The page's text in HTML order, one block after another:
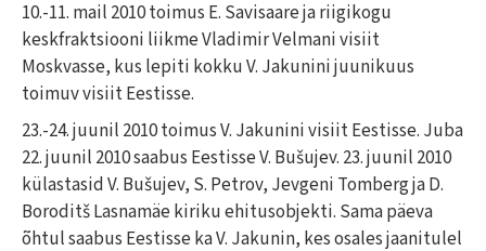
10.-11. mail 2010 toimus E. Savisaare ja riigikogu
keskfraktsiooni liikme Vladimir Velmani visiit
Moskvasse, kus lepiti kokku V. Jakunini juunikuus
toimuv visiit Eestisse.
23.-24. juunil 2010 toimus V. Jakunini visiit Eestisse. Juba
22. juunil 2010 saabus Eestisse V. Bušujev. 23. juunil 2010
külastasid V. Bušujev, S. Petrov, Jevgeni Tomberg ja D.
Boroditš Lasnamäe kiriku ehitusobjekti. Sama päeva
õhtul saabus Eestisse ka V. Jakunin, kes osales jaanitulel